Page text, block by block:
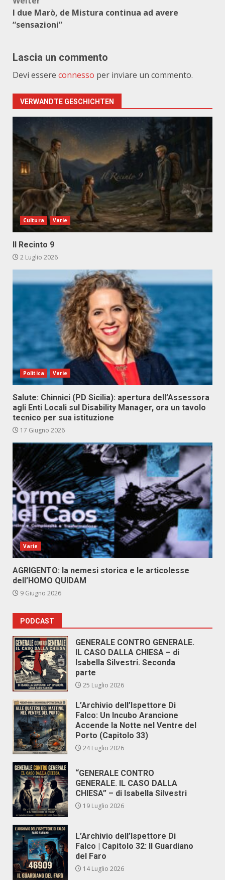
I due Marò, de Mistura continua ad avere
“sensazioni”
Lascia un commento
Devi essere connesso per inviare un commento.
VERWANDTE GESCHICHTEN
Cultura Varie
Il Recinto 9
2 Luglio 2026
Politica Varie
Salute: Chinnici (PD Sicilia): apertura dell’Assessora
agli Enti Locali sul Disability Manager, ora un tavolo
tecnico per sua istituzione
17 Giugno 2026
Varie
AGRIGENTO: la nemesi storica e le articolesse
dell’HOMO QUIDAM
9 Giugno 2026
PODCAST
GENERALE CONTRO GENERALE.
IL CASO DALLA CHIESA – di
Isabella Silvestri. Seconda
parte
25 Luglio 2026
L’Archivio dell’Ispettore Di
Falco: Un Incubo Arancione
Accende la Notte nel Ventre del
Porto (Capitolo 33)
24 Luglio 2026
“GENERALE CONTRO
GENERALE. IL CASO DALLA
CHIESA” – di Isabella Silvestri
19 Luglio 2026
L’Archivio dell’Ispettore Di
Falco | Capitolo 32: Il Guardiano
del Faro
14 Luglio 2026